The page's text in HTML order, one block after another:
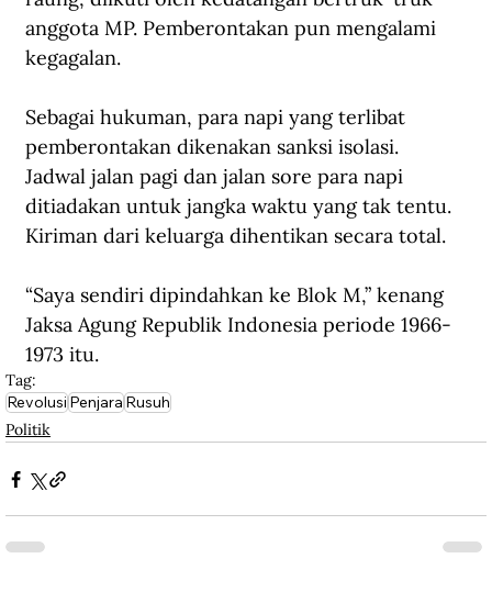
anggota MP. Pemberontakan pun mengalami
kegagalan.
Sebagai hukuman, para napi yang terlibat
pemberontakan dikenakan sanksi isolasi.
Jadwal jalan pagi dan jalan sore para napi
ditiadakan untuk jangka waktu yang tak tentu.
Kiriman dari keluarga dihentikan secara total.
“Saya sendiri dipindahkan ke Blok M,” kenang
Jaksa Agung Republik Indonesia periode 1966-
1973 itu.
Tag:
RevolusiPenjaraRusuh
Politik